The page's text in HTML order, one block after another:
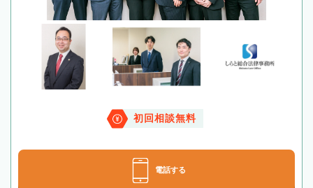
初回相談無料
電話する